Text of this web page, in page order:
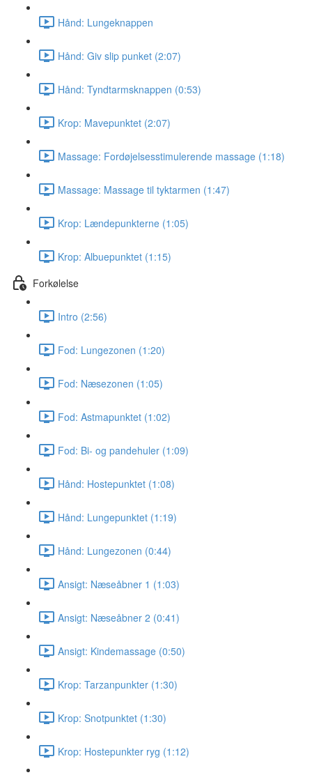
Hånd: Lungeknappen
Hånd: Giv slip punket (2:07)
Hånd: Tyndtarmsknappen (0:53)
Krop: Mavepunktet (2:07)
Massage: Fordøjelsesstimulerende massage (1:18)
Massage: Massage til tyktarmen (1:47)
Krop: Lændepunkterne (1:05)
Krop: Albuepunktet (1:15)
Forkølelse
Intro (2:56)
Fod: Lungezonen (1:20)
Fod: Næsezonen (1:05)
Fod: Astmapunktet (1:02)
Fod: Bi- og pandehuler (1:09)
Hånd: Hostepunktet (1:08)
Hånd: Lungepunktet (1:19)
Hånd: Lungezonen (0:44)
Ansigt: Næseåbner 1 (1:03)
Ansigt: Næseåbner 2 (0:41)
Ansigt: Kindemassage (0:50)
Krop: Tarzanpunkter (1:30)
Krop: Snotpunktet (1:30)
Krop: Hostepunkter ryg (1:12)